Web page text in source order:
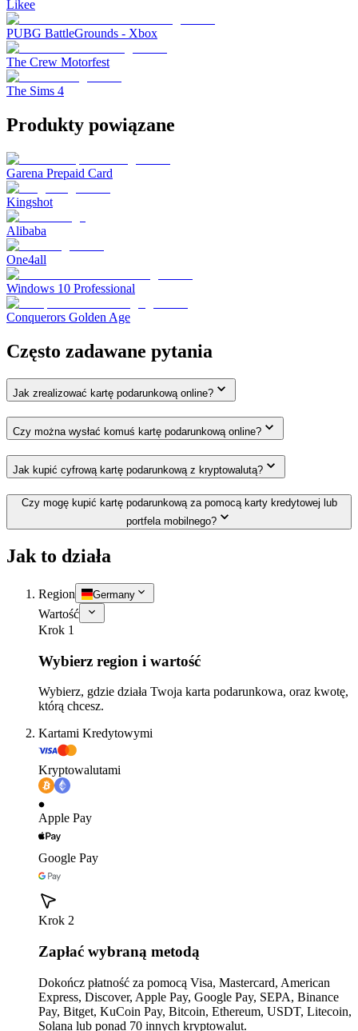
Likee
PUBG BattleGrounds - Xbox
The Crew Motorfest
The Sims 4
Produkty powiązane
Garena Prepaid Card
Kingshot
Alibaba
One4all
Windows 10 Professional
Conquerors Golden Age
Często zadawane pytania
Jak zrealizować kartę podarunkową online?
Czy można wysłać komuś kartę podarunkową online?
Jak kupić cyfrową kartę podarunkową z kryptowalutą?
Czy mogę kupić kartę podarunkową za pomocą karty kredytowej lub
portfela mobilnego?
Jak to działa
Region Germany
Wartość
Krok 1
Wybierz region i wartość
Wybierz, gdzie działa Twoja karta podarunkowa, oraz kwotę,
którą chcesz.
Kartami Kredytowymi
Kryptowalutami
Apple Pay
Google Pay
Krok 2
Zapłać wybraną metodą
Dokończ płatność za pomocą Visa, Mastercard, American
Express, Discover, Apple Pay, Google Pay, SEPA, Binance
Pay, Bitget, KuCoin Pay, Bitcoin, Ethereum, USDT, Litecoin,
Solana lub ponad 70 innych kryptowalut.